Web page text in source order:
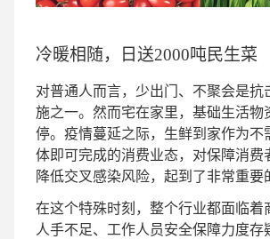
冷暖相随，日送2000吨民生菜
对普通人而言，少出门、不聚会是抗
施之一。然而宅在家里，基础生活物
停。疫情蔓延之际，生鲜到家作为不
体即可完成的消费业态，对保障消费
降低交叉感染风险，起到了非常重要
在这个特殊时刻，整个行业都面临着
人手不足、工作人员安全保障力度存